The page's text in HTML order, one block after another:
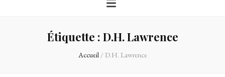
Étiquette : D.H. Lawrence
Accueil / D.H. Lawrence